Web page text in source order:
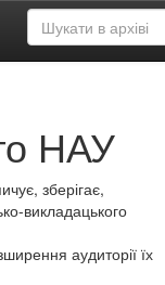
НАУ
зберігає,
викладацького
аудиторії їх